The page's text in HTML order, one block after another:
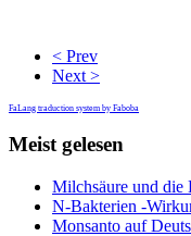
< Prev
Next >
FaLang traduction system by Faboba
Meist gelesen
Milchsäure und die
N-Bakterien -
Monsanto auf